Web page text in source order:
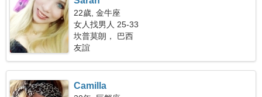
22歲, 金牛座
女人找男人 25-33
坎普莫朗， 巴西
友誼
Camilla